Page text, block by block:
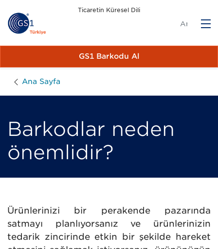
Ticaretin Küresel Dili
GS1 Barkodu Al
Ana Sayfa
Barkodlar neden
önemlidir?
Ürünlerinizi bir perakende pazarında
satmayı planlıyorsanız ve ürünlerinizin
tedarik zincirinde etkin bir şekilde hareket